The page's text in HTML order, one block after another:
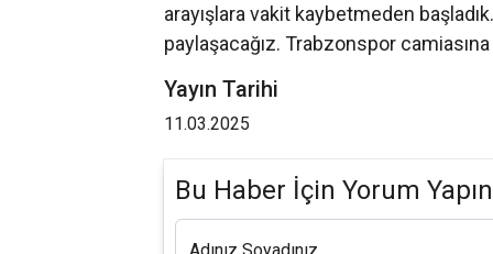
arayışlara vakit kaybetmeden
paylaşacağız. Trabzonspor
Yayın Tarihi
11.03.2025
Bu Haber İçin Yorum Yapın